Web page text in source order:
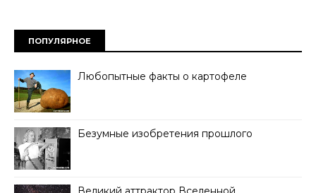
ПОПУЛЯРНОЕ
Любопытные факты о картофеле
Безумные изобретения прошлого